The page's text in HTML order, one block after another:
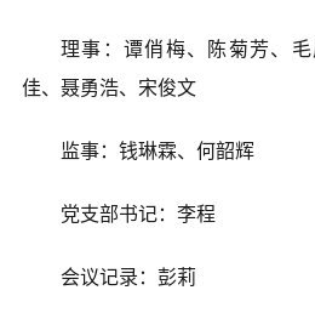
理事：谭俏梅、陈菊芳、
佳、聂勇浩、宋俊文
监事：钱琳霖、何韶辉
党支部书记：李程
会议记录：彭莉